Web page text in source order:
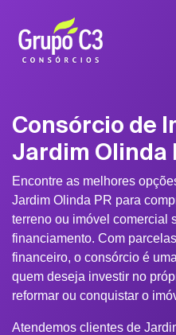
Consórcio de
Jardim Olinda
Encontre as melhores
Jardim Olinda PR para
terreno ou imóvel comercial
financiamento. Com
financeiro, o consórcio é
quem deseja investir no
reformar ou conquistar o
Atendemos clientes de